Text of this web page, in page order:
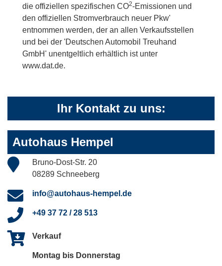
die offiziellen spezifischen CO2-Emissionen und
den offiziellen Stromverbrauch neuer Pkw'
entnommen werden, der an allen Verkaufsstellen
und bei der 'Deutschen Automobil Treuhand
GmbH' unentgeltlich erhältlich ist unter
www.dat.de.
Ihr Kontakt zu uns:
Autohaus Hempel
Bruno-Dost-Str. 20
08289 Schneeberg
info@autohaus-hempel.de
+49 37 72 / 28 513
Verkauf
Montag bis Donnerstag